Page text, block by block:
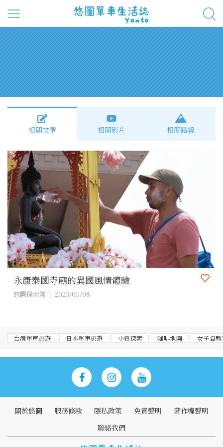
相關文章 相關影片 相關路線
永康泰國寺廟的異國風情體驗
悠圖探索隊 2023/05/08
台灣單車旅遊 日本單車旅遊 小鎮探索 咖啡地圖 女子自
關於悠圖 服務條款 隱私政策 免責聲明
著作權聲明
聯絡我們